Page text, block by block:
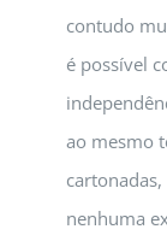
contudo
é possível
ao mesmo
nenhuma